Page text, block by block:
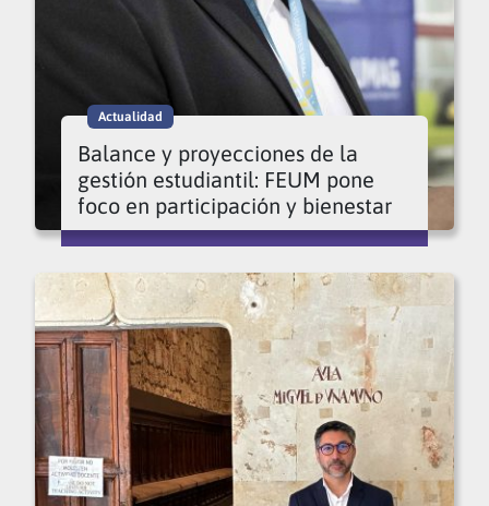
Actualidad
Balance y proyecciones de la
gestión estudiantil: FEUM pone
foco en participación y bienestar